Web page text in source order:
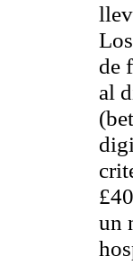
de
al
un